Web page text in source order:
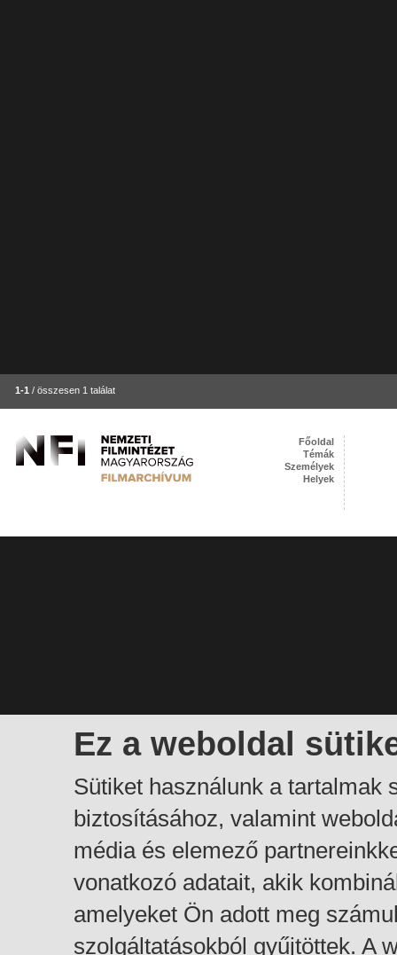
1-1 / összesen 1 találat
Ez a weboldal
Sütiket használunk a tartalmak
biztosításához, valamint
média és elemező
vonatkozó adatait, akik
amelyeket Ön adott meg
szolgáltatásokból gyűjtöttek. A
Főoldal
Témák
Személyek
Helyek